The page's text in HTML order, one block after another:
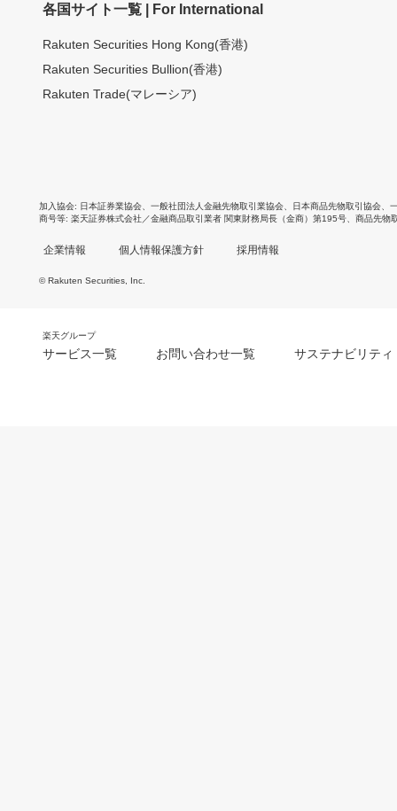
各国サイト一覧 | For International
Rakuten Securities Hong Kong(香港)
Rakuten Securities Bullion(香港)
Rakuten Trade(マレーシア)
加入協会 日本証券業協会 一般社団法人金融先物取引業協会 日本商品先物取引協会
商号等 楽天証券株式会社／金融商品取引業者 関東財務局長（金商）第195号、商品先物
企業情報 個人情報保護方針 採用情報
© Rakuten Securities, Inc.
楽天グループ
サービス一覧 お問い合わせ一覧 サステナビリティ